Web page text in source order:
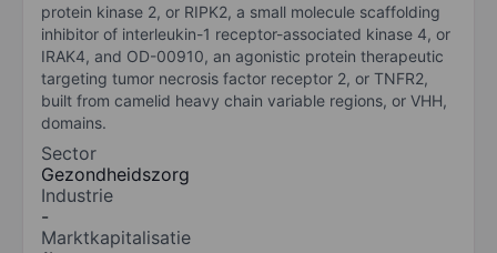
protein kinase 2, or RIPK2, a small molecule scaffolding
inhibitor of interleukin-1 receptor-associated kinase 4, or
IRAK4, and OD-00910, an agonistic protein therapeutic
targeting tumor necrosis factor receptor 2, or TNFR2,
built from camelid heavy chain variable regions, or VHH,
domains.
Sector
Gezondheidszorg
Industrie
-
Marktkapitalisatie